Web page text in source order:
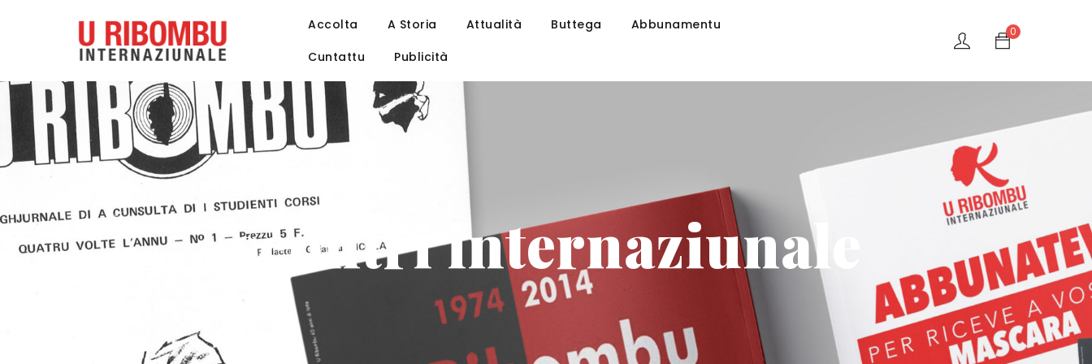
Accolta A Storia Attualità Buttega
Abbunamentu
Cuntattu
Publicità
0
scontri internaziunale